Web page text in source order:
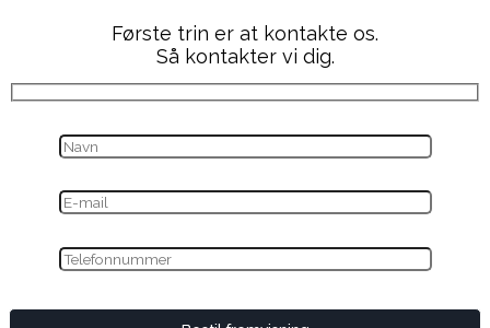
Første trin er at kontakte os.
Så kontakter vi dig.